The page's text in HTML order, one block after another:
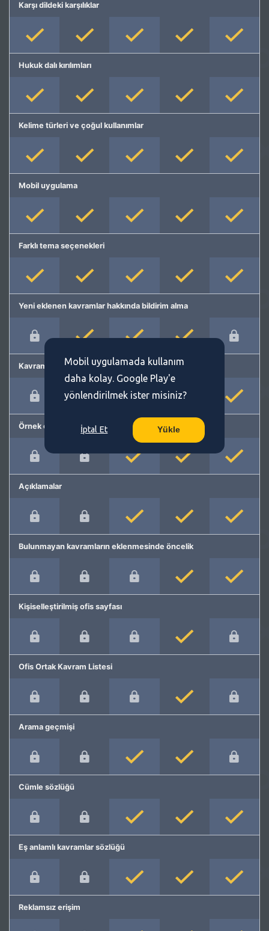
Karşı dildeki karşılıklar
Hukuk dalı kırılımları
Kelime türleri ve çoğul kullanımlar
Mobil uygulama
Farklı tema seçenekleri
Yeni eklenen kavramlar hakkında bildirim alma
Kavram önerme
Örnek cümleler
Açıklamalar
Bulunmayan kavramların eklenmesinde öncelik
Kişiselleştirilmiş ofis sayfası
Ofis Ortak Kavram Listesi
Arama geçmişi
Cümle sözlüğü
Eş anlamlı kavramlar sözlüğü
Reklamsız erişim
Mobil uygulamada kullanım
daha kolay. Google Play'e
yönlendirilmek ister misiniz?
İptal Et Yükle